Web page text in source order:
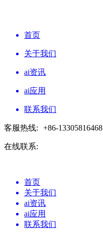
首页
关于我们
ai资讯
ai应用
联系我们
客服热线: +86-13305816468
在线联系:
首页
关于我们
ai资讯
ai应用
联系我们